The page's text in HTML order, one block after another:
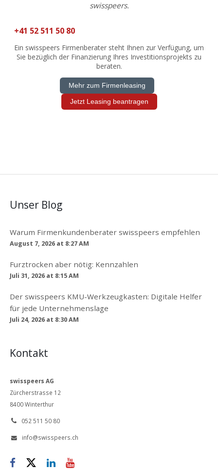
swisspeers.
+41 52 511 50 80
Ein swisspeers Firmenberater steht Ihnen zur Verfügung, um
Sie bezüglich der Finanzierung Ihres Investitionsprojekts zu
beraten.
Mehr zum Firmenleasing
Jetzt Leasing beantragen
Unser Blog
Warum Firmenkundenberater swisspeers empfehlen
August 7, 2026 at 8:27 AM
Furztrocken aber nötig: Kennzahlen
Juli 31, 2026 at 8:15 AM
Der swisspeers KMU-Werkzeugkasten: Digitale Helfer
für jede Unternehmenslage
Juli 24, 2026 at 8:30 AM
Kontakt
swisspeers AG
Zürcherstrasse 12
8400 Winterthur
 052 511 50 80
 info@swisspeers.ch
  